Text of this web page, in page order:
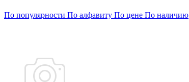
По популярности По алфавиту По цене По наличию